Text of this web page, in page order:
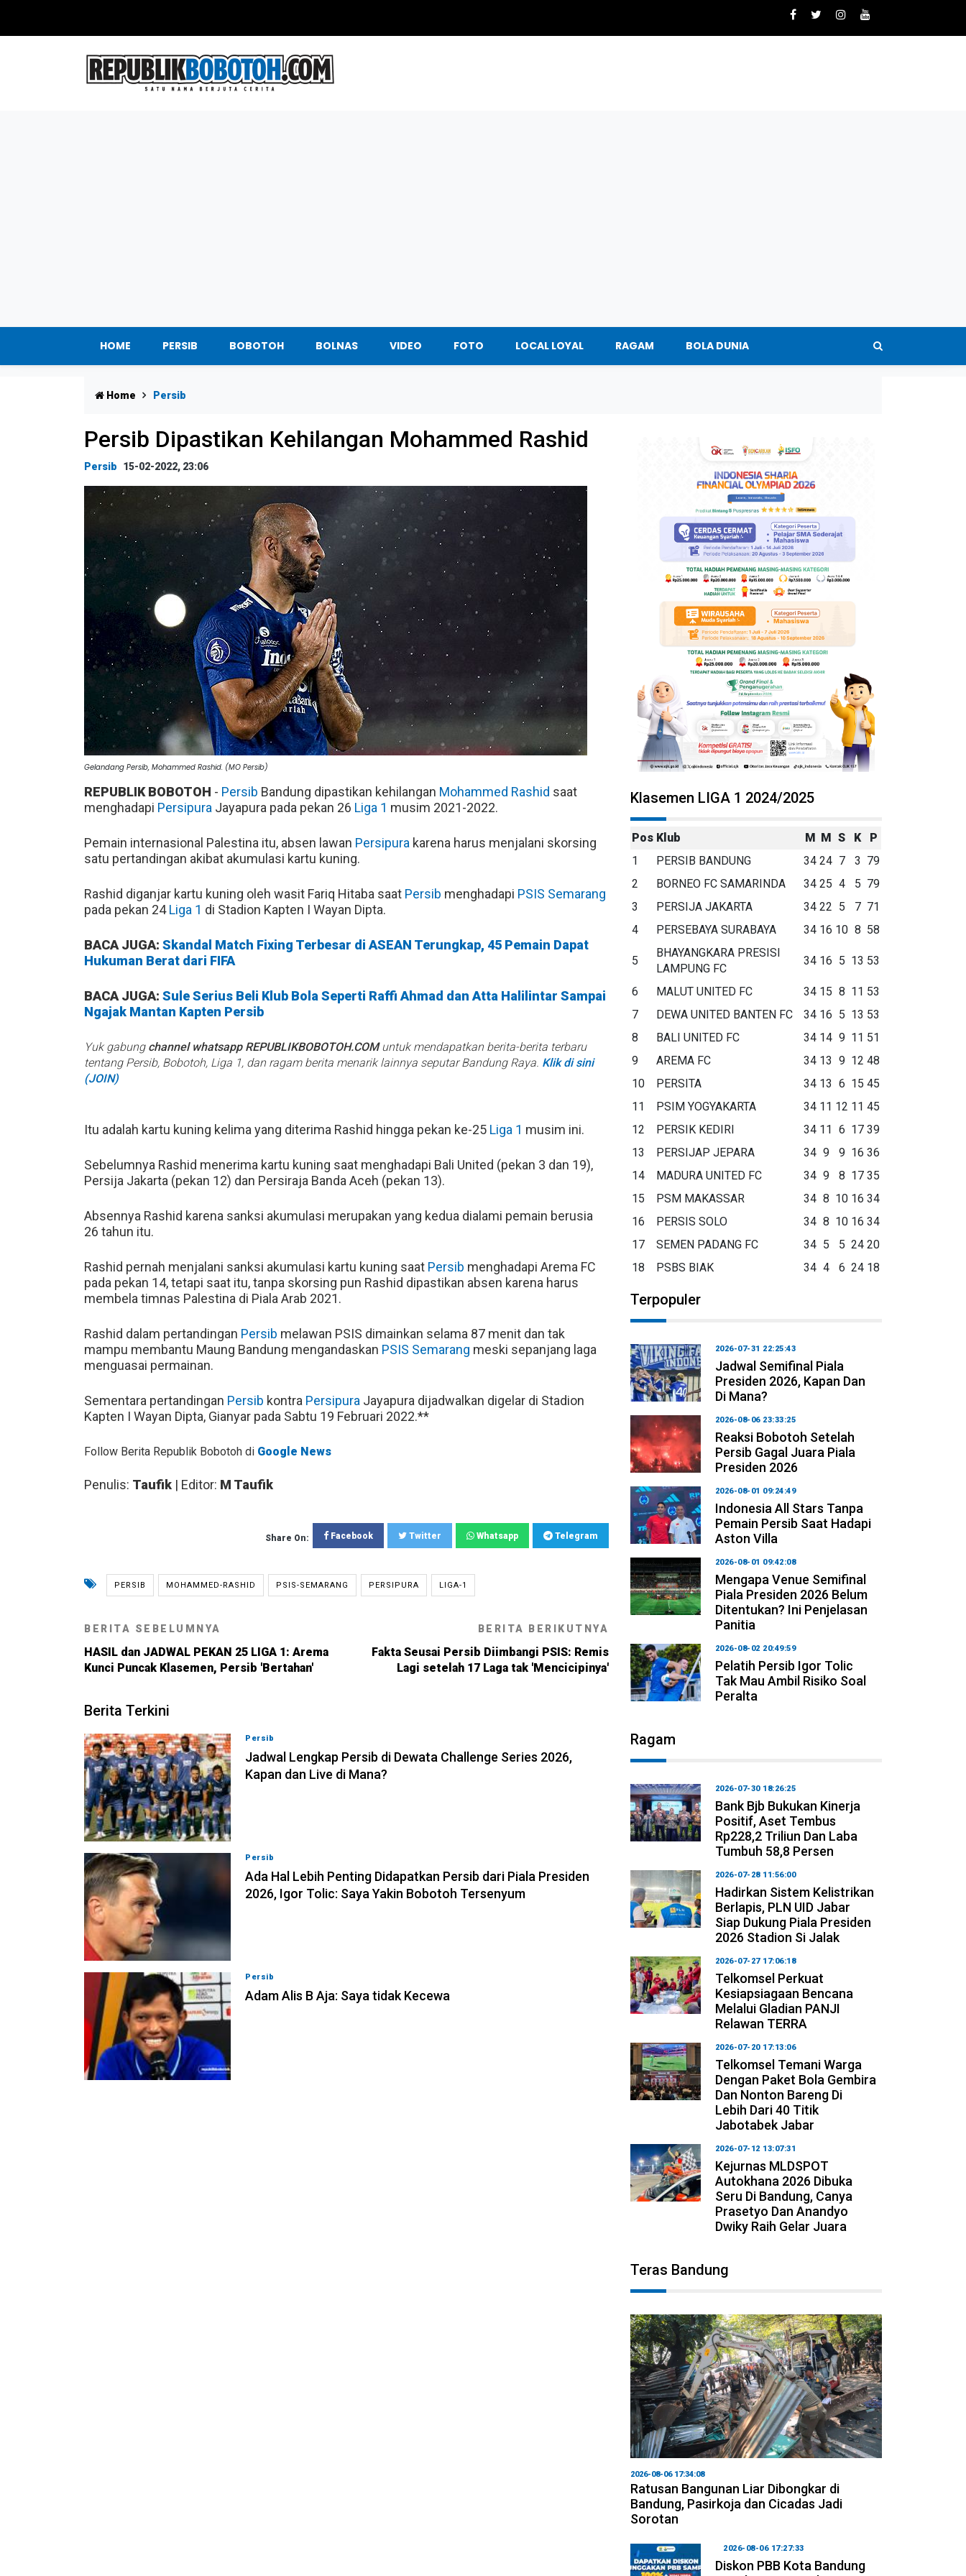
HOME PERSIB BOBOTOH BOLNAS VIDEO FOTO LOCAL LOYAL RAGAM BOLA DUNIA
Home Persib
Persib Dipastikan Kehilangan Mohammed Rashid
Persib 15-02-2022, 23:06
Gelandang Persib, Mohammed Rashid. (MO Persib)
REPUBLIK BOBOTOH - Persib Bandung dipastikan kehilangan Mohammed Rashid saat
menghadapi Persipura Jayapura pada pekan 26 Liga 1 musim 2021-2022.
Pemain internasional Palestina itu, absen lawan Persipura karena harus menjalani skorsing
satu pertandingan akibat akumulasi kartu kuning.
Rashid diganjar kartu kuning oleh wasit Fariq Hitaba saat Persib menghadapi PSIS Semarang
pada pekan 24Liga 1 di Stadion Kapten I Wayan Dipta.
BACA JUGA: Skandal Match Fixing Terbesar di ASEAN Terungkap, 45 Pemain Dapat
Hukuman Berat dari FIFA
BACA JUGA: Sule Serius Beli Klub Bola Seperti Raffi Ahmad dan Atta Halilintar Sampai
Ngajak Mantan Kapten Persib
Yuk gabung channel whatsapp REPUBLIKBOBOTOH.COMuntuk mendapatkan berita-berita terbaru
tentang Persib, Bobotoh, Liga 1, dan ragam berita menarik lainnya seputar Bandung Raya. Klik di sini
(JOIN)
Itu adalah kartu kuning kelima yang diterima Rashid hingga pekan ke-25 Liga 1 musim ini.
Sebelumnya Rashid menerima kartu kuning saat menghadapi Bali United (pekan 3 dan 19),
Persija Jakarta (pekan 12) dan Persiraja Banda Aceh (pekan 13).
Absennya Rashid karena sanksi akumulasi merupakan yang kedua dialami pemain berusia
26 tahun itu.
Rashid pernah menjalani sanksi akumulasi kartu kuning saat Persib menghadapi Arema FC
pada pekan 14, tetapi saat itu, tanpa skorsing pun Rashid dipastikan absen karena harus
membela timnas Palestina di Piala Arab 2021.
Rashid dalam pertandingan Persib melawan PSIS dimainkan selama 87 menit dan tak
mampu membantu Maung Bandung mengandaskan PSIS Semarang meski sepanjang laga
menguasai permainan.
Sementara pertandingan Persib kontra Persipura Jayapura dijadwalkan digelar di Stadion
Kapten I Wayan Dipta, Gianyar pada Sabtu 19 Februari 2022.**
Follow Berita Republik Bobotoh di Google News
Penulis: Taufik | Editor: M Taufik
Share On: Facebook Twitter Whatsapp Telegram
PERSIB MOHAMMED-RASHID PSIS-SEMARANG PERSIPURA LIGA-1
BERITA SEBELUMNYA
HASIL dan JADWAL PEKAN 25 LIGA 1: Arema
Kunci Puncak Klasemen, Persib 'Bertahan'
BERITA BERIKUTNYA
Fakta Seusai Persib Diimbangi PSIS: Remis
Lagi setelah 17 Laga tak 'Mencicipinya'
Berita Terkini
Persib
Jadwal Lengkap Persib di Dewata Challenge Series 2026,
Kapan dan Live di Mana?
Persib
Ada Hal Lebih Penting Didapatkan Persib dari Piala Presiden
2026, Igor Tolic: Saya Yakin Bobotoh Tersenyum
Persib
Adam Alis B Aja: Saya tidak Kecewa
Klasemen LIGA 1 2024/2025
Pos Klub M M S K
P
1
PERSIB BANDUNG 34 24 7 3 79
2
BORNEO FC SAMARINDA 34 25 4 5 79
3
PERSIJA JAKARTA 34 22 5 7 71
4
PERSEBAYA SURABAYA 34 16 10 8 58
5
BHAYANGKARA PRESISI
LAMPUNG FC
34 16 5 13 53
6 MALUT UNITED FC 34 15 8 11 53
7
DEWA UNITED BANTEN FC 34 16 5 13 53
8
BALI UNITED FC 34 14 9 11 51
9
AREMA FC 34 13 9 12 48
10
PERSITA 34 13 6 15 45
11
PSIM YOGYAKARTA 34 11 12 11 45
12
PERSIK KEDIRI 34 11 6 17 39
13
PERSIJAP JEPARA 34 9 9 16 36
14
MADURA UNITED FC 34 9 8 17 35
15
PSM MAKASSAR 34 8 10 16 34
16
PERSIS SOLO 34 8 10 16 34
17
SEMEN PADANG FC 34 5 5 24 20
18
PSBS BIAK 34 4 6 24 18
Terpopuler
2026-07-31 22:25:43
Jadwal Semifinal Piala
Presiden 2026, Kapan Dan
Di Mana?
2026-08-06 23:33:25
Reaksi Bobotoh Setelah
Persib Gagal Juara Piala
Presiden 2026
2026-08-01 09:24:49
Indonesia All Stars Tanpa
Pemain Persib Saat Hadapi
Aston Villa
2026-08-01 09:42:08
Mengapa Venue Semifinal
Piala Presiden 2026 Belum
Ditentukan? Ini Penjelasan
Panitia
2026-08-02 20:49:59
Pelatih Persib Igor Tolic
Tak Mau Ambil Risiko Soal
Peralta
Ragam
2026-07-30 18:26:25
Bank Bjb Bukukan Kinerja
Positif, Aset Tembus
Rp228,2 Triliun Dan Laba
Tumbuh 58,8 Persen
2026-07-28 11:56:00
Hadirkan Sistem Kelistrikan
Berlapis, PLN UID Jabar
Siap Dukung Piala Presiden
2026 Stadion Si Jalak
2026-07-27 17:06:18
Telkomsel Perkuat
Kesiapsiagaan Bencana
Melalui Gladian PANJI
Relawan TERRA
2026-07-20 17:13:06
Telkomsel Temani Warga
Dengan Paket Bola Gembira
Dan Nonton Bareng Di
Lebih Dari 40 Titik
Jabotabek Jabar
2026-07-12 13:07:31
Kejurnas MLDSPOT
Autokhana 2026 Dibuka
Seru Di Bandung, Canya
Prasetyo Dan Anandyo
Dwiky Raih Gelar Juara
Teras Bandung
2026-08-06 17:34:08
Ratusan Bangunan Liar Dibongkar di
Bandung, Pasirkoja dan Cicadas Jadi
Sorotan
2026-08-06 17:27:33
Diskon PBB Kota Bandung